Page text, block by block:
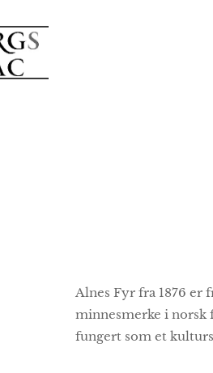
Alnes Fyr fra 1876 er
minnesmerke i norsk
fungert som et